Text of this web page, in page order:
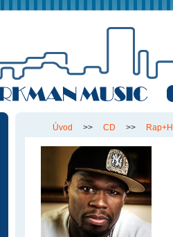
Úvod >> CD >>